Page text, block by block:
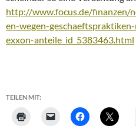
http://www.focus.de/finanzen/
en-wegen-
exxon-anteile_id_5383463.html
TEILEN MIT: